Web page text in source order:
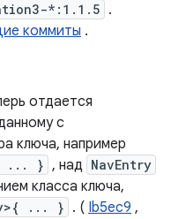
*:1.1.5 .
коммиты .
отдается
с
ключа, например
{ ... } , над NavEntry
класса ключа,
... } . ( Ib5ec9 ,